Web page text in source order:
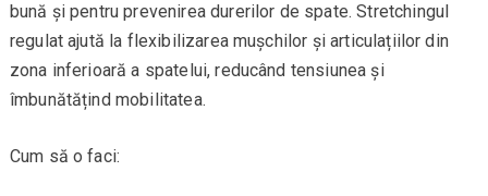
bună și pentru prevenirea durerilor de spate. Stretchingul
regulat ajută la flexibilizarea mușchilor și articulațiilor din
zona inferioară a spatelui, reducând tensiunea și
îmbunătățind mobilitatea.
Cum să o faci: